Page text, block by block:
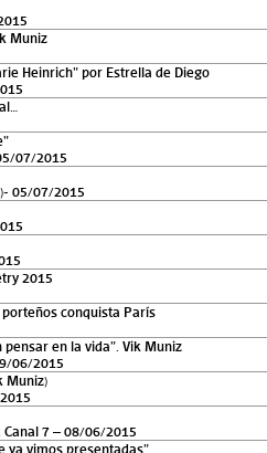
Muniz
Heinrich” por Estrella de Diego
07/2015
05/07/2015
2015
conquista París
en la vida”. Vik Muniz
06/2015
Muniz)
Canal 7 – 08/06/2015
ya vimos presentadas”